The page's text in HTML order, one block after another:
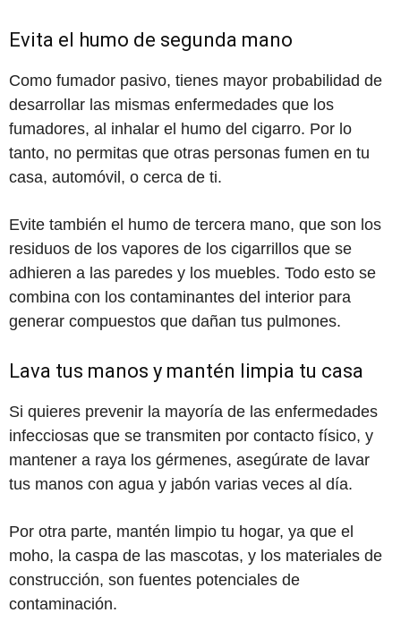
Evita el humo de segunda mano
Como fumador pasivo, tienes mayor probabilidad de
desarrollar las mismas enfermedades que los
fumadores, al inhalar el humo del cigarro. Por lo
tanto, no permitas que otras personas fumen en tu
casa, automóvil, o cerca de ti.
Evite también el humo de tercera mano, que son los
residuos de los vapores de los cigarrillos que se
adhieren a las paredes y los muebles. Todo esto se
combina con los contaminantes del interior para
generar compuestos que dañan tus pulmones.
Lava tus manos y mantén limpia tu casa
Si quieres prevenir la mayoría de las enfermedades
infecciosas que se transmiten por contacto físico, y
mantener a raya los gérmenes, asegúrate de lavar
tus manos con agua y jabón varias veces al día.
Por otra parte, mantén limpio tu hogar, ya que el
moho, la caspa de las mascotas, y los materiales de
construcción, son fuentes potenciales de
contaminación.